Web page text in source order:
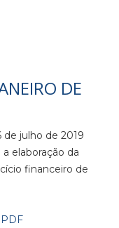
DE
de julho de 2019
elaboração da
financeiro de